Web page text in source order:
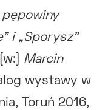
pępowiny
i „Sporysz”
Marcin
wystawy w
Toruń 2016,